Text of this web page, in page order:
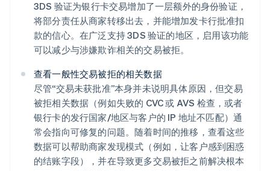
3DS 验证为银行卡交易增加了一层额外的身份验证，
将部分责任从商家转移出去，并能增加发卡行批准扣
款的信心。在广泛支持 3DS 验证的地区，启用该功能
可以减少与涉嫌欺诈相关的交易被拒。
查看一般性交易被拒的相关数据
尽管“交易未获批准”本身并未说明具体原因，但交易
被拒相关数据（例如失败的 CVC 或 AVS 检查，或者
银行卡的发行国家/地区与客户的 IP 地址不匹配）通
常会指向可修复的问题。随着时间的推移，查看这些
数据可以帮助商家发现模式（例如，让客户感到困惑
的结账字段），并在导致更多交易被拒之前解决根本